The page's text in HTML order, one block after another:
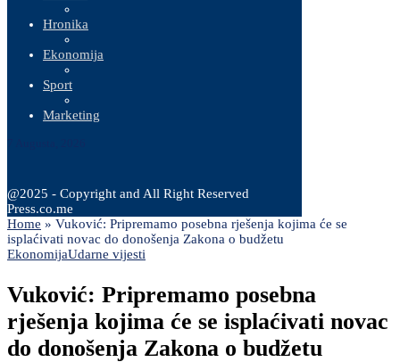
Hronika
Ekonomija
Sport
Marketing
@2025 - Copyright and All Right Reserved
Press.co.me
Home » Vuković: Pripremamo posebna rješenja kojima će se
isplaćivati novac do donošenja Zakona o budžetu
EkonomijaUdarne vijesti
Vuković: Pripremamo posebna
rješenja kojima će se isplaćivati novac
do donošenja Zakona o budžetu